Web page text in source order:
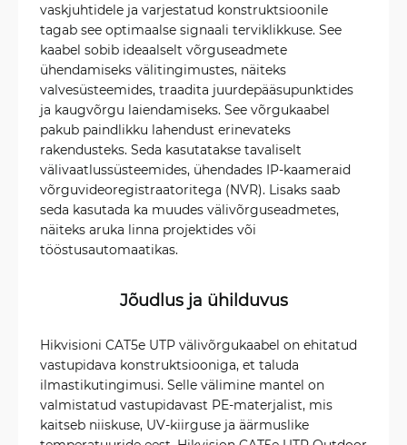
vaskjuhtidele ja varjestatud konstruktsioonile
tagab see optimaalse signaali terviklikkuse. See
kaabel sobib ideaalselt võrguseadmete
ühendamiseks välitingimustes, näiteks
valvesüsteemides, traadita juurdepääsupunktides
ja kaugvõrgu laiendamiseks. See võrgukaabel
pakub paindlikku lahendust erinevateks
rakendusteks. Seda kasutatakse tavaliselt
välivaatlussüsteemides, ühendades IP-kaameraid
võrguvideoregistraatoritega (NVR). Lisaks saab
seda kasutada ka muudes välivõrguseadmetes,
näiteks aruka linna projektides või
tööstusautomaatikas.
Jõudlus ja ühilduvus
Hikvisioni CAT5e UTP välivõrgukaabel on ehitatud
vastupidava konstruktsiooniga, et taluda
ilmastikutingimusi. Selle välimine mantel on
valmistatud vastupidavast PE-materjalist, mis
kaitseb niiskuse, UV-kiirguse ja äärmuslike